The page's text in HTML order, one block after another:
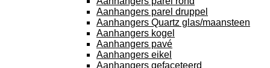
Aanhangers parel druppel
Aanhangers Quartz glas/maansteen
Aanhangers kogel
Aanhangers pavé
Aanhangers eikel
Aanhangers gefaceteerd